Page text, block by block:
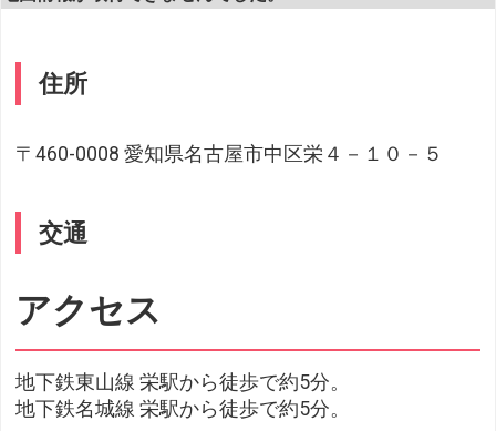
住所
〒460-0008 愛知県名古屋市中区栄４－１０－５
交通
アクセス
地下鉄東山線 栄駅から徒歩で約5分。
地下鉄名城線 栄駅から徒歩で約5分。